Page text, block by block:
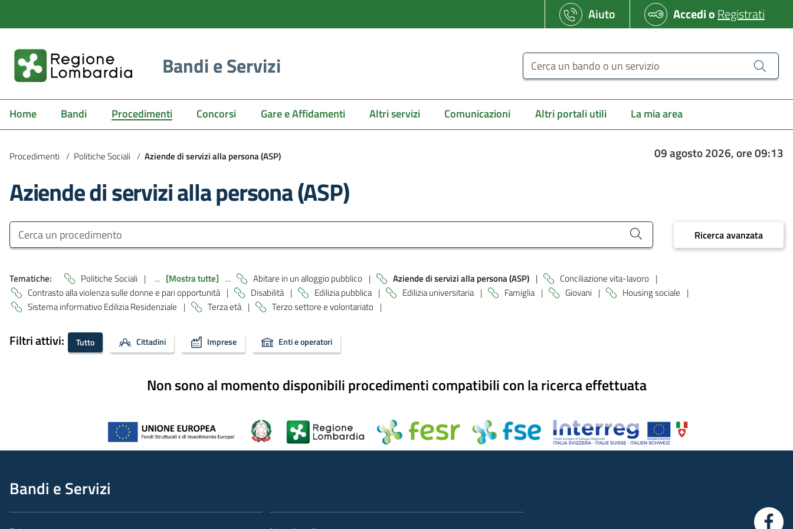
Aiuto AccedioRegistrati
Bandi e Servizi Cerca un bando o un servizio
Home Bandi Procedimenti Concorsi Gare e Affidamenti Altri servizi Comunicazioni Altri portali utili La mia area
Procedimenti / Politiche Sociali / Aziende di servizi alla persona (ASP) 09 agosto 2026, ore 09:13
Aziende di servizi alla persona (ASP)
Bandi e Servizi
Cerca un procedimento Ricerca avanzata
Tematiche: Politiche Sociali | ... [Mostra tutte] ... Abitare in un alloggio pubblico | Aziende di servizi alla persona (ASP) | Conciliazione vita-lavoro |
Contrasto alla violenza sulle donne e pari opportunità | Disabilità | Edilizia pubblica | Edilizia universitaria | Famiglia | Giovani | Housing sociale |
Sistema informativo Edilizia Residenziale | Terza età | Terzo settore e volontariato |
Filtri attivi: Tutto Cittadini Imprese Enti e operatori
Non sono al momento disponibili procedimenti compatibili con la ricerca effettuata
Bandi e Servizi